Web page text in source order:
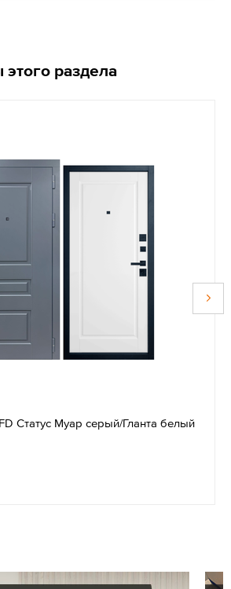
раздела
Статус Муар серый/Гланта белый